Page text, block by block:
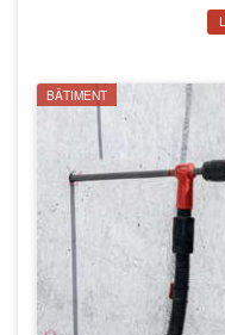
BÂTIMENT